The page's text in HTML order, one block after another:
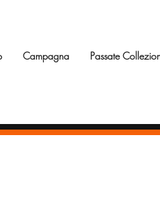
Campagna Passate